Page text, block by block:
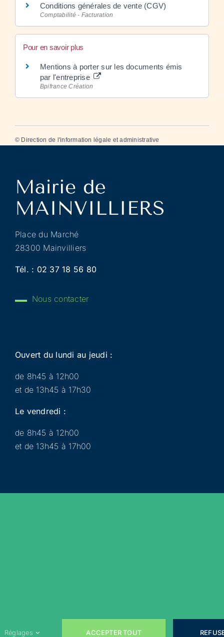
Conditions générales de vente (CGV)
Comptabilité - Facturation
Pour en savoir plus
Mentions à porter sur les documents émis
par l'entreprise
Bpifrance Création
© Direction de l'information légale et administrative
Place du Marché
28300 Mainvilliers
Tél. : 02 37 18 56 80
Nous contacter
Ouvert du lundi au jeudi :
de 8h45 à 12h00
et de 13h45 à 17h30
Le vendredi :
de 8h45 à 12h00
et de 13h45 à 17h00
Réglages ACCEPTER TOUT